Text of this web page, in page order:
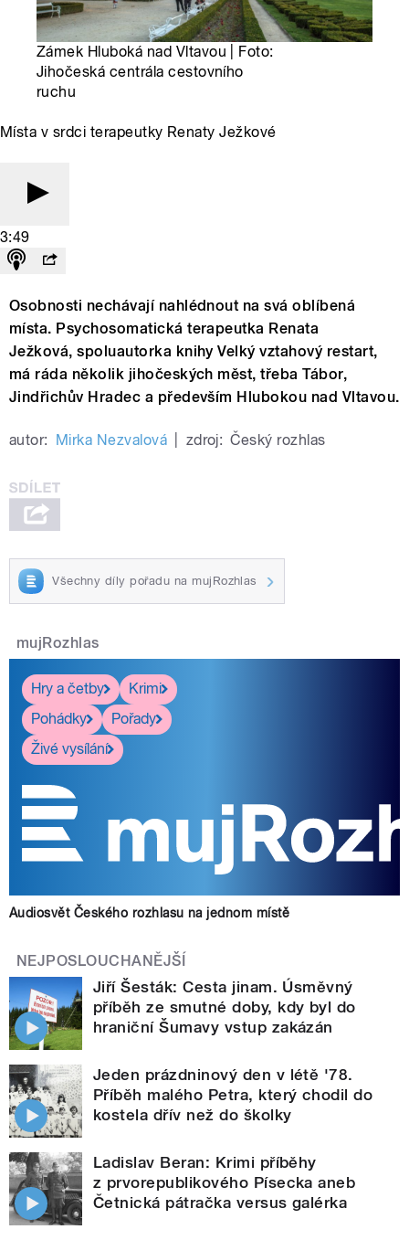
Zámek Hluboká nad Vltavou | Foto:
Jihočeská centrála cestovního
ruchu
Místa v srdci terapeutky Renaty Ježkové
3:49
Osobnosti nechávají nahlédnout na svá oblíbená
místa. Psychosomatická terapeutka Renata
Ježková, spoluautorka knihy Velký vztahový restart,
má ráda několik jihočeských měst, třeba Tábor,
Jindřichův Hradec a především Hlubokou nad Vltavou.
autor: Mirka Nezvalová zdroj: Český rozhlas
Všechny díly pořadu na mujRozhlas
mujRozhlas
Hry a četby
Krimi
Pohádky
Pořady
Živé vysílání
Audiosvět Českého rozhlasu na jednom místě
NEJPOSLOUCHANĚJŠÍ
Jiří Šesták: Cesta jinam. Úsměvný
příběh ze smutné doby, kdy byl do
hraniční Šumavy vstup zakázán
Jeden prázdninový den v létě '78.
Příběh malého Petra, který chodil do
kostela dřív než do školky
Ladislav Beran: Krimi příběhy
z prvorepublikového Písecka aneb
Četnická pátračka versus galérka